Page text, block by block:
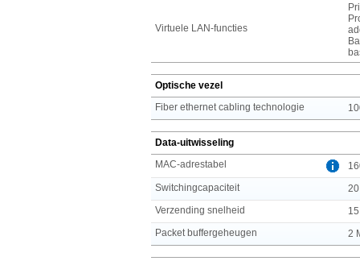
Virtuele LAN-functies
Optische vezel
Fiber ethernet cabling technologie
Data-uitwisseling
MAC-adrestabel
Switchingcapaciteit
Verzending snelheid
Packet buffergeheugen
2